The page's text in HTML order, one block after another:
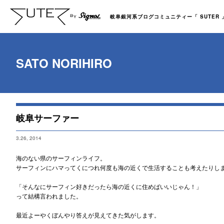
岐阜銀河系ブログコミュニティー「
SATO NORIHIRO
岐阜サーファー
3.26, 2014
海のない県のサーフィンライフ。
サーフィンにハマってくにつれ何度も海の近くで生活することも考えたりし
「そんなにサーフィン好きだったら海の近くに住めばいいじゃん！」
って結構言われました。
最近よーやくぼんやり答えが見えてきた気がします。